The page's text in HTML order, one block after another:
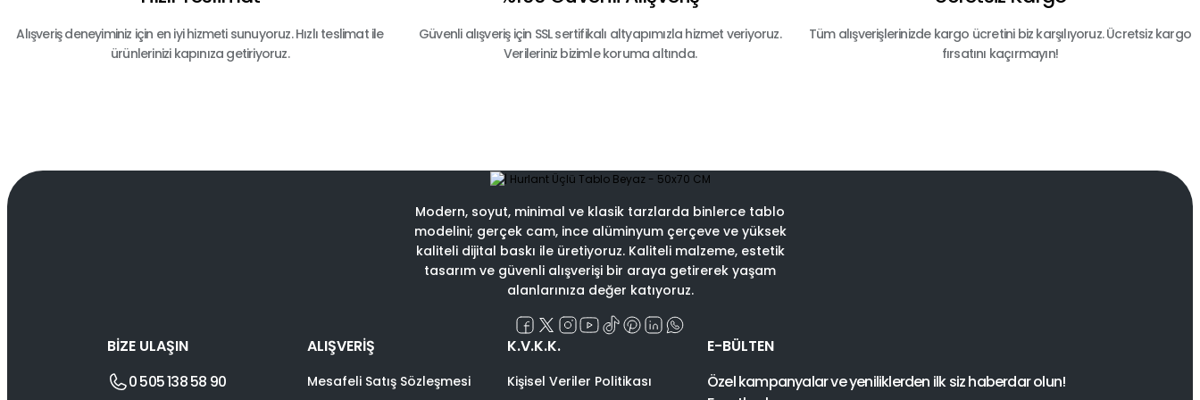
Alışveriş deneyiminiz için en iyi hizmeti sunuyoruz. Hızlı teslimat ile
ürünlerinizi kapınıza getiriyoruz.
Güvenli alışveriş için SSL sertifikalı altyapımızla hizmet veriyoruz.
Verileriniz bizimle koruma altında.
Tüm alışverişlerinizde kargo ücretini biz karşılıyoruz. Ücretsiz kargo
fırsatını kaçırmayın!
Modern, soyut, minimal ve klasik tarzlarda binlerce tablo
modelini; gerçek cam, ince alüminyum çerçeve ve yüksek
kaliteli dijital baskı ile üretiyoruz. Kaliteli malzeme, estetik
tasarım ve güvenli alışverişi bir araya getirerek yaşam
alanlarınıza değer katıyoruz.
BİZE ULAŞIN
0 505 138 58 90
ALIŞVERİŞ
Mesafeli Satış Sözleşmesi
K.V.K.K.
Kişisel Veriler Politikası
E-BÜLTEN
Özel kampanyalar ve yeniliklerden ilk siz haberdar olun!